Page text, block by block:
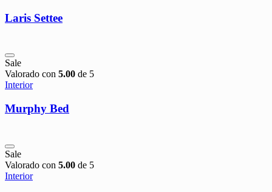
Laris Settee
Sale
Valorado con 5.00 de 5
Interior
Murphy Bed
Sale
Valorado con 5.00 de 5
Interior